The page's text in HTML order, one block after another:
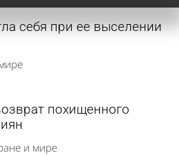
себя при ее выселении
похищенного
и мире